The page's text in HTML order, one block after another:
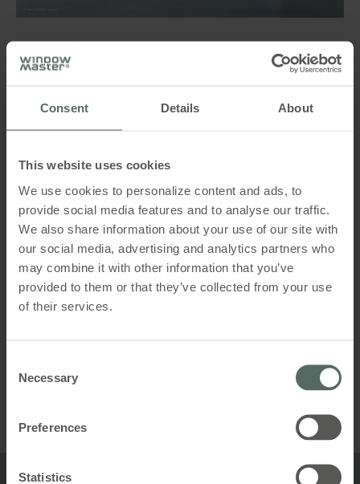
Consent Details About
This website uses cookies
We use cookies to personalize content and ads, to
provide social media features and to analyse our traffic.
We also share information about your use of our site with
our social media, advertising and analytics partners who
may combine it with other information that you’ve
provided to them or that they’ve collected from your use
of their services.
Selection
Necessary
Preferences
Statistics
Det grønne ventilationsalternativ
ventilationssystemer til opvarmning, køling og
udskiftning af luften. Men disse systemer bruger
påvirker kvaliteten af luften indendørs.
Der findes dog grønne strategier på markedet, som
kan hjælpe med køling og udskiftning af luften og
samtidig reducere den miljømæssige påvirkning. To
af disse alternativer er naturlig ventilation og hybrid
ventilation.
Ud over at være miljøvenlige fører naturlig og hybrid
mere støjsvage end det, vi typisk forbinder med
mekaniske ventilatorer.